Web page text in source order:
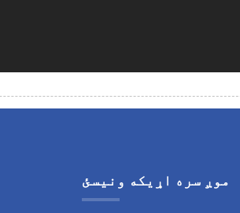
موږ سره اړیکه ونیسئ